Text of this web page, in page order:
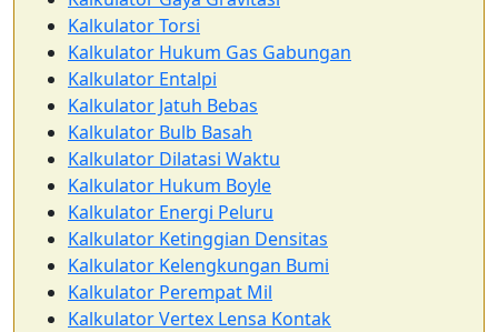
Kalkulator Torsi
Kalkulator Hukum Gas Gabungan
Kalkulator Entalpi
Kalkulator Jatuh Bebas
Kalkulator Bulb Basah
Kalkulator Dilatasi Waktu
Kalkulator Hukum Boyle
Kalkulator Energi Peluru
Kalkulator Ketinggian Densitas
Kalkulator Kelengkungan Bumi
Kalkulator Perempat Mil
Kalkulator Vertex Lensa Kontak